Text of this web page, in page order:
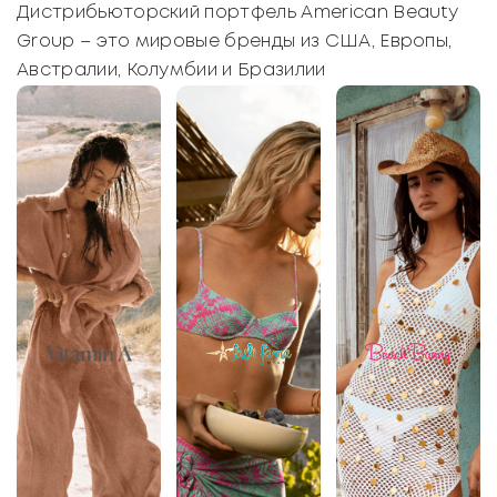
Дистрибьюторский портфель American Beauty
Group – это мировые бренды из США, Европы,
Австралии, Колумбии и Бразилии